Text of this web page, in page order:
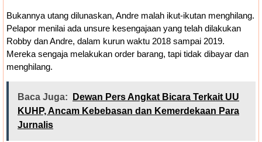
Bukannya utang dilunaskan, Andre malah ikut-ikutan menghilang.
Pelapor menilai ada unsure kesengajaan yang telah dilakukan
Robby dan Andre, dalam kurun waktu 2018 sampai 2019.
Mereka sengaja melakukan order barang, tapi tidak dibayar dan
menghilang.
Baca Juga:
Dewan Pers Angkat Bicara Terkait UU
KUHP, Ancam Kebebasan dan Kemerdekaan Para
Jurnalis